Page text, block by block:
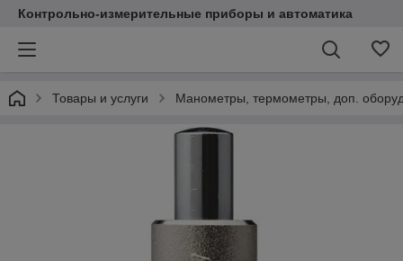
Контрольно-измерительные приборы и автоматика
Товары и услуги Манометры, термометры, доп.